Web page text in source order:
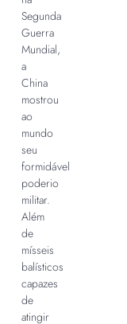
Segunda
Guerra
Mundial,
a
China
mostrou
ao
mundo
seu
formidável
poderio
militar.
Além
de
mísseis
balísticos
capazes
de
atingir